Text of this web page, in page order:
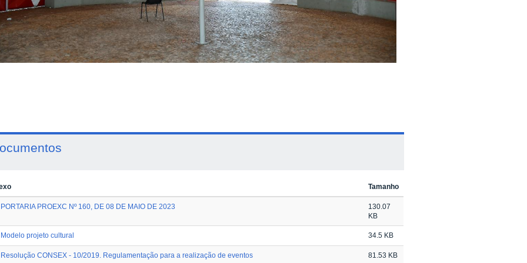
Tamanho
PORTARIA PROEXC Nº 160, DE 08 DE MAIO DE 2023
130.07
KB
Modelo projeto cultural 34.5 KB
Resolução CONSEX - 10/2019. Regulamentação para a realização de eventos 81.53 KB